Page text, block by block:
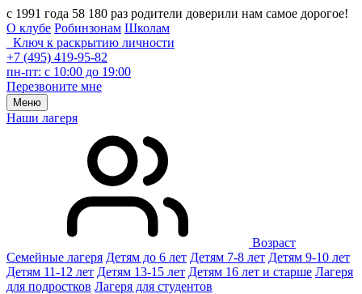
с 1991 года 58 180 раз родители доверили нам самое дорогое!
О клубе Робинзонам Школам
Ключ к раскрытию личности
+7 (495) 419-95-82
пн-пт: с 10:00 до 19:00
Перезвоните мне
Меню
Наши лагеря
Возраст
Семейные лагеря Детям до 6 лет Детям 7-8 лет Детям 9-10 лет
Детям 11-12 лет Детям 13-15 лет Детям 16 лет и старше Лагеря
для подростков Лагеря для студентов